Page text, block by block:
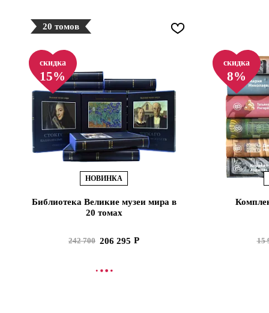
20 томов
скидка
15%
НОВИНКА
Библиотека Великие музеи мира в
20 томах
242 700 206 295
В КОРЗИНУ
скидка
8%
15